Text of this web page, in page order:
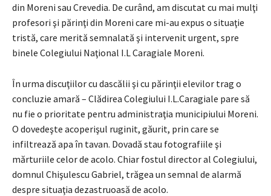
din Moreni sau Crevedia. De curând, am discutat cu mai mulţi
profesori şi părinţi din Moreni care mi-au expus o situaţie
tristă, care merită semnalată şi intervenit urgent, spre
binele Colegiului Naţional I.L Caragiale Moreni.
În urma discuţiilor cu dascălii şi cu părinţii elevilor trag o
concluzie amară – Clădirea Colegiului I.L.Caragiale pare să
nu fie o prioritate pentru administraţia municipiului Moreni.
O dovedeşte acoperişul ruginit, găurit, prin care se
infiltrează apa în tavan. Dovadă stau fotografiile şi
mărturiile celor de acolo. Chiar fostul director al Colegiului,
domnul Chişulescu Gabriel, trăgea un semnal de alarmă
despre situaţia dezastruoasă de acolo.